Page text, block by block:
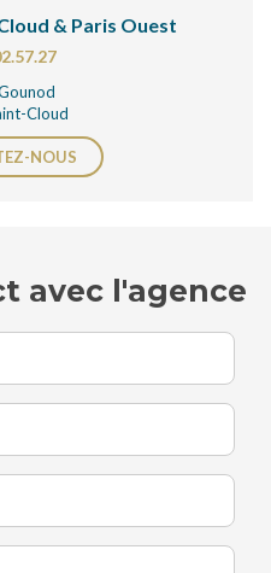
& Paris Ouest
Cloud
NOUS
avec l'agence